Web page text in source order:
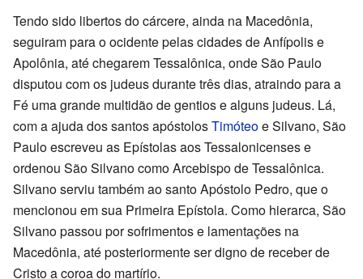
Tendo sido libertos do cárcere, ainda na Macedônia,
seguiram para o ocidente pelas cidades de Anfípolis e
Apolônia, até chegarem Tessalônica, onde São Paulo
disputou com os judeus durante três dias, atraindo para a
Fé uma grande multidão de gentios e alguns judeus. Lá,
com a ajuda dos santos apóstolosTimóteoe Silvano, São
Paulo escreveu as Epístolas aos Tessalonicenses e
ordenou São Silvano como Arcebispo de Tessalônica.
Silvano serviu também ao santo Apóstolo Pedro, que o
mencionou em sua Primeira Epístola. Como hierarca, São
Silvano passou por sofrimentos e lamentações na
Macedônia, até posteriormente ser digno de receber de
Cristo a coroa do martírio.